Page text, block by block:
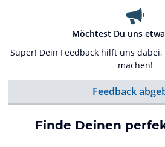
Möchtest Du uns
Super! Dein Feedback hilft uns dabei,
machen!
Feedback
Finde Deinen